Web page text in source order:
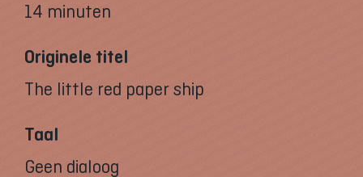
14 minuten
Originele titel
The little red paper ship
Taal
Geen dialoog